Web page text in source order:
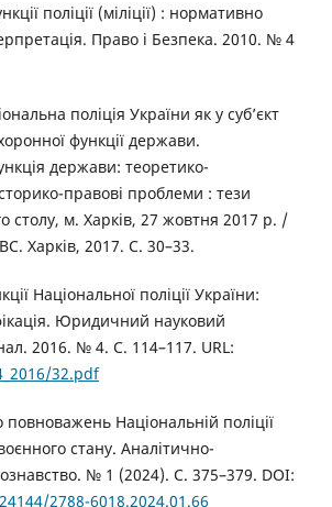
поліції (міліції) : нормативно
Право і Безпека. 2010. № 4
поліція України як у суб’єкт
функції держави.
держави: теоретико-
правові проблеми : тези
столу, м. Харків, 27 жовтня 2017 р. /
Харків, 2017. С. 30–33.
Національної поліції України:
Юридичний науковий
2016. № 4. С. 114–117. URL:
32.pdf
Національній поліції
стану. Аналітично-
№ 1 (2024). С. 375–379. DOI:
2788-6018.2024.01.66